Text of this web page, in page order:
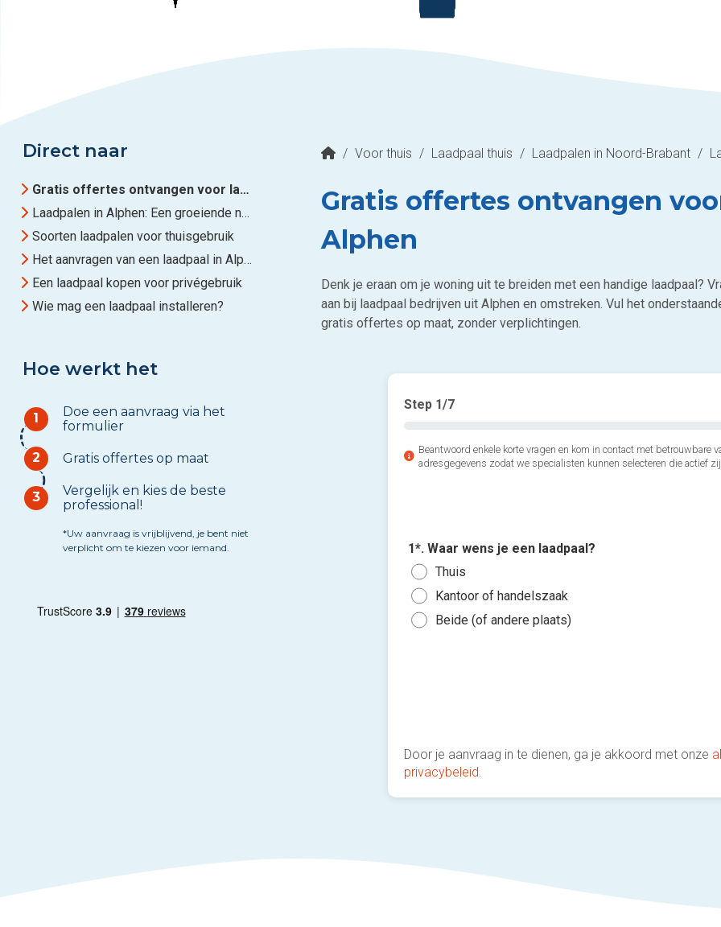
Direct naar
Gratis offertes ontvangen voor laadpalen in regio Alphen
Laadpalen in Alphen: Een groeiende noodzaak
Soorten laadpalen voor thuisgebruik
Het aanvragen van een laadpaal in Alphen
Een laadpaal kopen voor privégebruik
Wie mag een laadpaal installeren?
Hoe werkt het
1
Doe een aanvraag via het
formulier
2 Gratis offertes op maat
3
Vergelijk en kies de beste
professional!
*Uw aanvraag is vrijblijvend, je bent niet
verplicht om te kiezen voor iemand.
/ Voor thuis / Laadpaal thuis / Laadpalen in Noord-Brabant /
Gratis offertes ontvangen
Alphen
Denk je eraan om je woning uit te breiden met een handige laadpaal?
aan bij laadpaal bedrijven uit Alphen en omstreken. Vul het
gratis offertes op maat, zonder verplichtingen.
Step 1/7
Beantwoord enkele korte vragen en kom in contact met betrouwbare
adresgegevens zodat we specialisten kunnen selecteren die actief
1*. Waar wens je een laadpaal?
Thuis
Kantoor of handelszaak
Beide (of andere plaats)
Door je aanvraag in te dienen, ga je akkoord met onze
privacybeleid.